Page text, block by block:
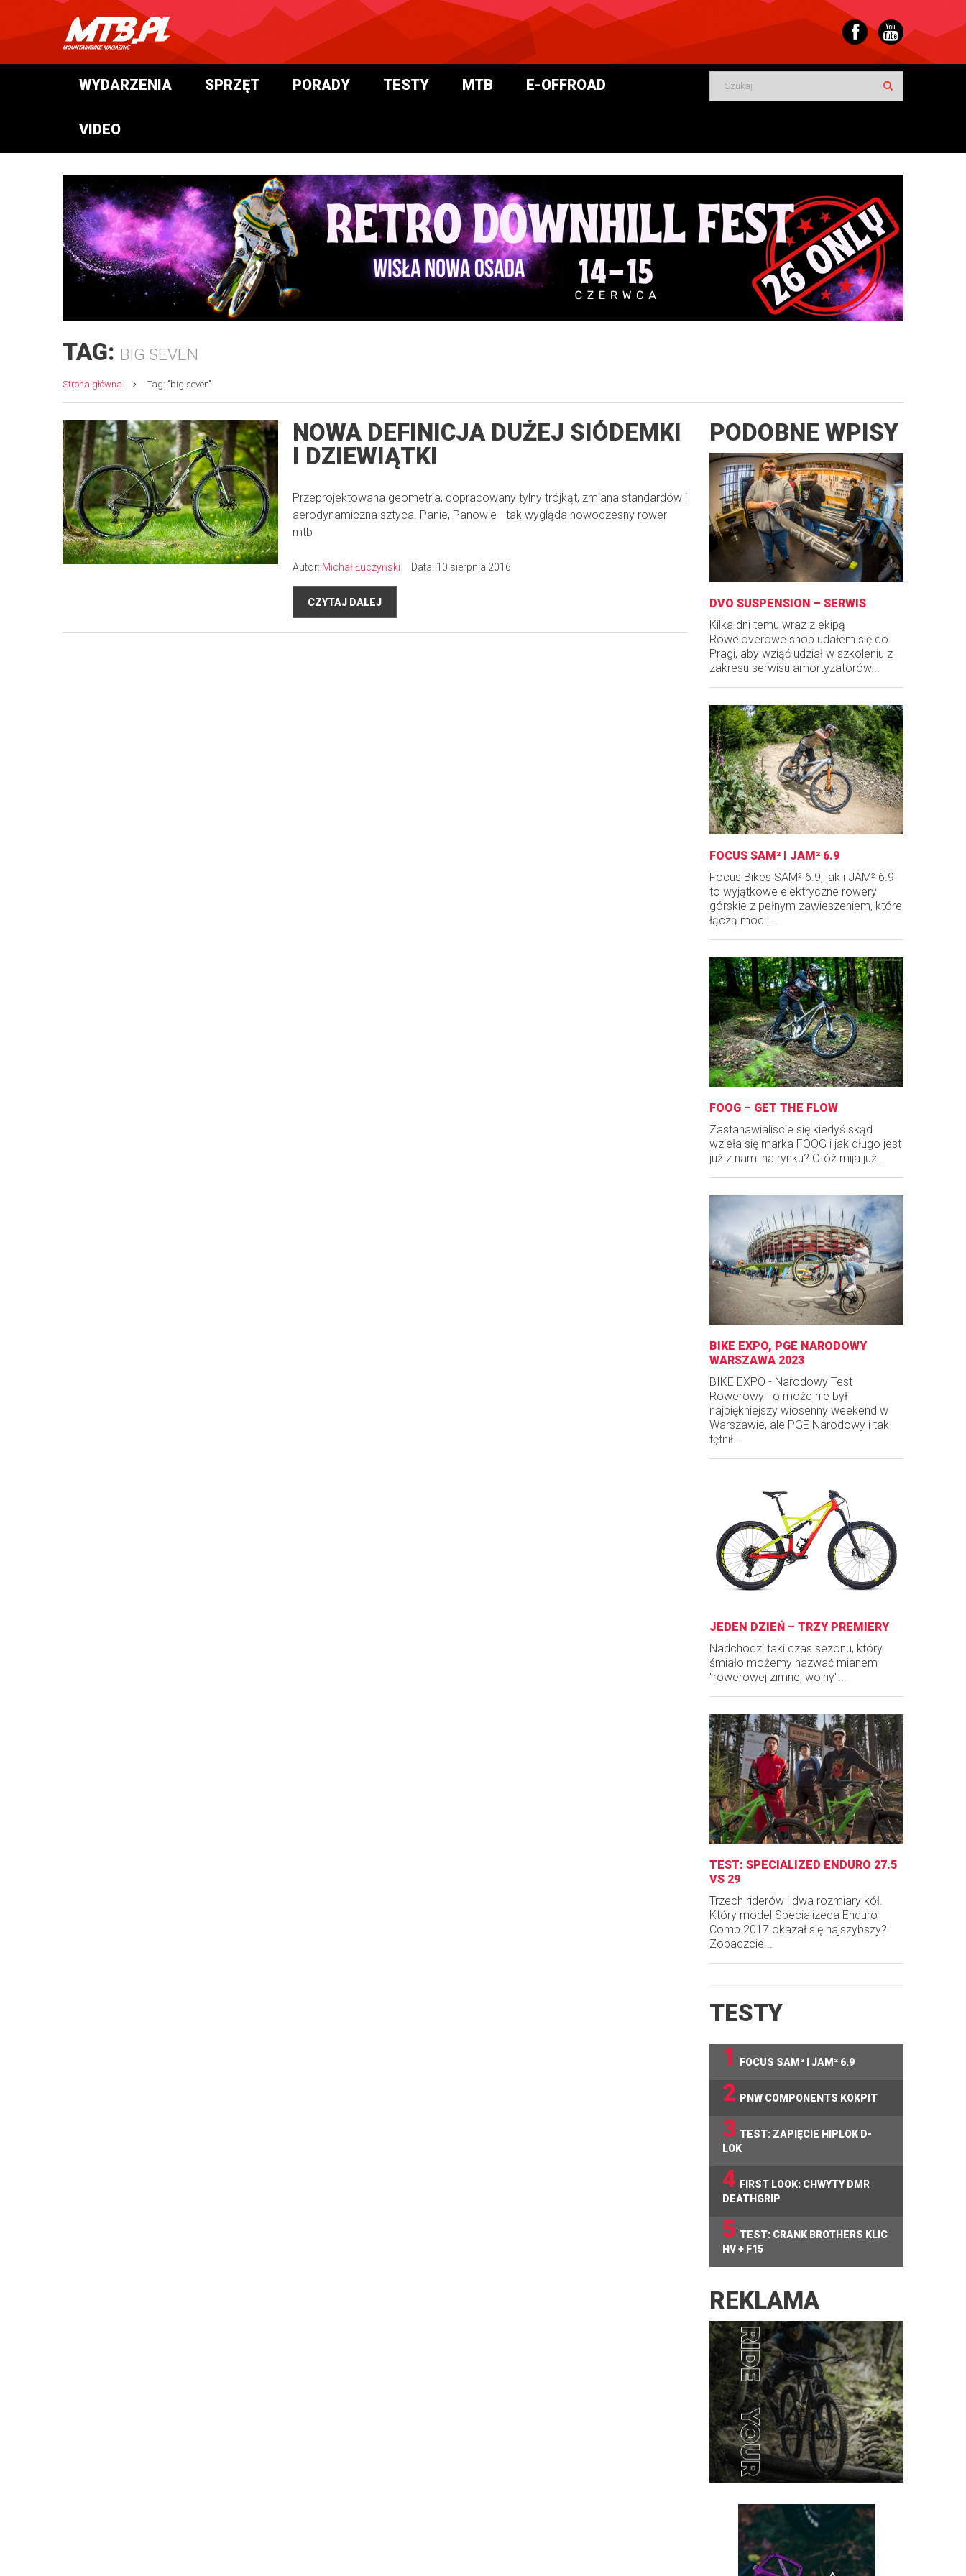
WYDARZENIA SPRZĘT PORADY TESTY MTB E-OFFROAD
VIDEO
TAG: BIG.SEVEN
Strona główna Tag: "big.seven"
NOWA DEFINICJA DUŻEJ SIÓDEMKI
I DZIEWIĄTKI
Przeprojektowana geometria, dopracowany tylny trójkąt, zmiana standardów i
aerodynamiczna sztyca. Panie, Panowie - tak wygląda nowoczesny rower
mtb
Autor: Michał Łuczyński Data: 10 sierpnia 2016
CZYTAJ DALEJ
PODOBNE WPISY
DVO SUSPENSION – SERWIS
Kilka dni temu wraz z ekipą
Roweloverowe.shop udałem się do
Pragi, aby wziąć udział w szkoleniu z
zakresu serwisu amortyzatorów...
FOCUS SAM² I JAM² 6.9
Focus Bikes SAM² 6.9, jak i JAM² 6.9
to wyjątkowe elektryczne rowery
górskie z pełnym zawieszeniem, które
łączą moc i...
FOOG – GET THE FLOW
Zastanawialiscie się kiedyś skąd
wzieła się marka FOOG i jak długo jest
już z nami na rynku? Otóż mija już...
BIKE EXPO, PGE NARODOWY
WARSZAWA 2023
BIKE EXPO - Narodowy Test
Rowerowy To może nie był
najpiękniejszy wiosenny weekend w
Warszawie, ale PGE Narodowy i tak
tętnił...
JEDEN DZIEŃ – TRZY PREMIERY
Nadchodzi taki czas sezonu, który
śmiało możemy nazwać mianem
"rowerowej zimnej wojny"...
TEST: SPECIALIZED ENDURO 27.5
VS 29
Trzech riderów i dwa rozmiary kół.
Który model Specializeda Enduro
Comp 2017 okazał się najszybszy?
Zobaczcie...
TESTY
1
FOCUS SAM² I JAM² 6.9
2 PNW COMPONENTS KOKPIT
3 TEST: ZAPIĘCIE HIPLOK D-
LOK
4 FIRST LOOK: CHWYTY DMR
DEATHGRIP
5 TEST: CRANK BROTHERS KLIC
HV + F15
REKLAMA